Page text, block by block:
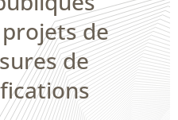
de
de